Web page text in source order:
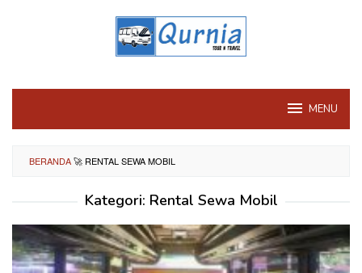
MENU
BERANDA🚀 RENTAL SEWA MOBIL
Kategori: Rental Sewa Mobil